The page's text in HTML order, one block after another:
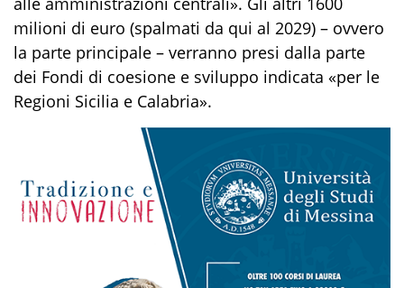
milioni di euro (spalmati da qui al 2029) – ovvero
la parte principale – verranno presi dalla parte
dei Fondi di coesione e sviluppo indicata «per le
Regioni Sicilia e Calabria».